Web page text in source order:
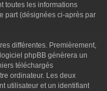
toutes les informations
part (désignées ci-après par
différentes. Premièrement,
phpBB génèrera un
téléchargés
ordinateur. Les deux
utilisateur et un identifiant